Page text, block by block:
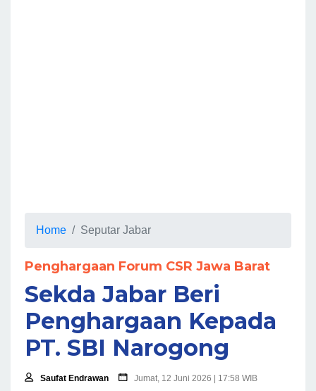
Home Seputar Jabar
Penghargaan Forum CSR Jawa Barat
Sekda Jabar Beri
Penghargaan Kepada
PT. SBI Narogong
Saufat Endrawan Jumat, 12 Juni 2026 | 17:58 WIB